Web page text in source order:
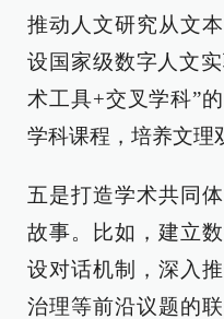
推动人文研究从文
设国家级数字人文
术工具+交叉学科”
学科课程，培养文理
五是打造学术共同
故事。比如，建立
设对话机制，深入
治理等前沿议题的